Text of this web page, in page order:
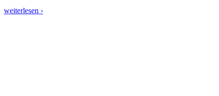
weiterlesen ›